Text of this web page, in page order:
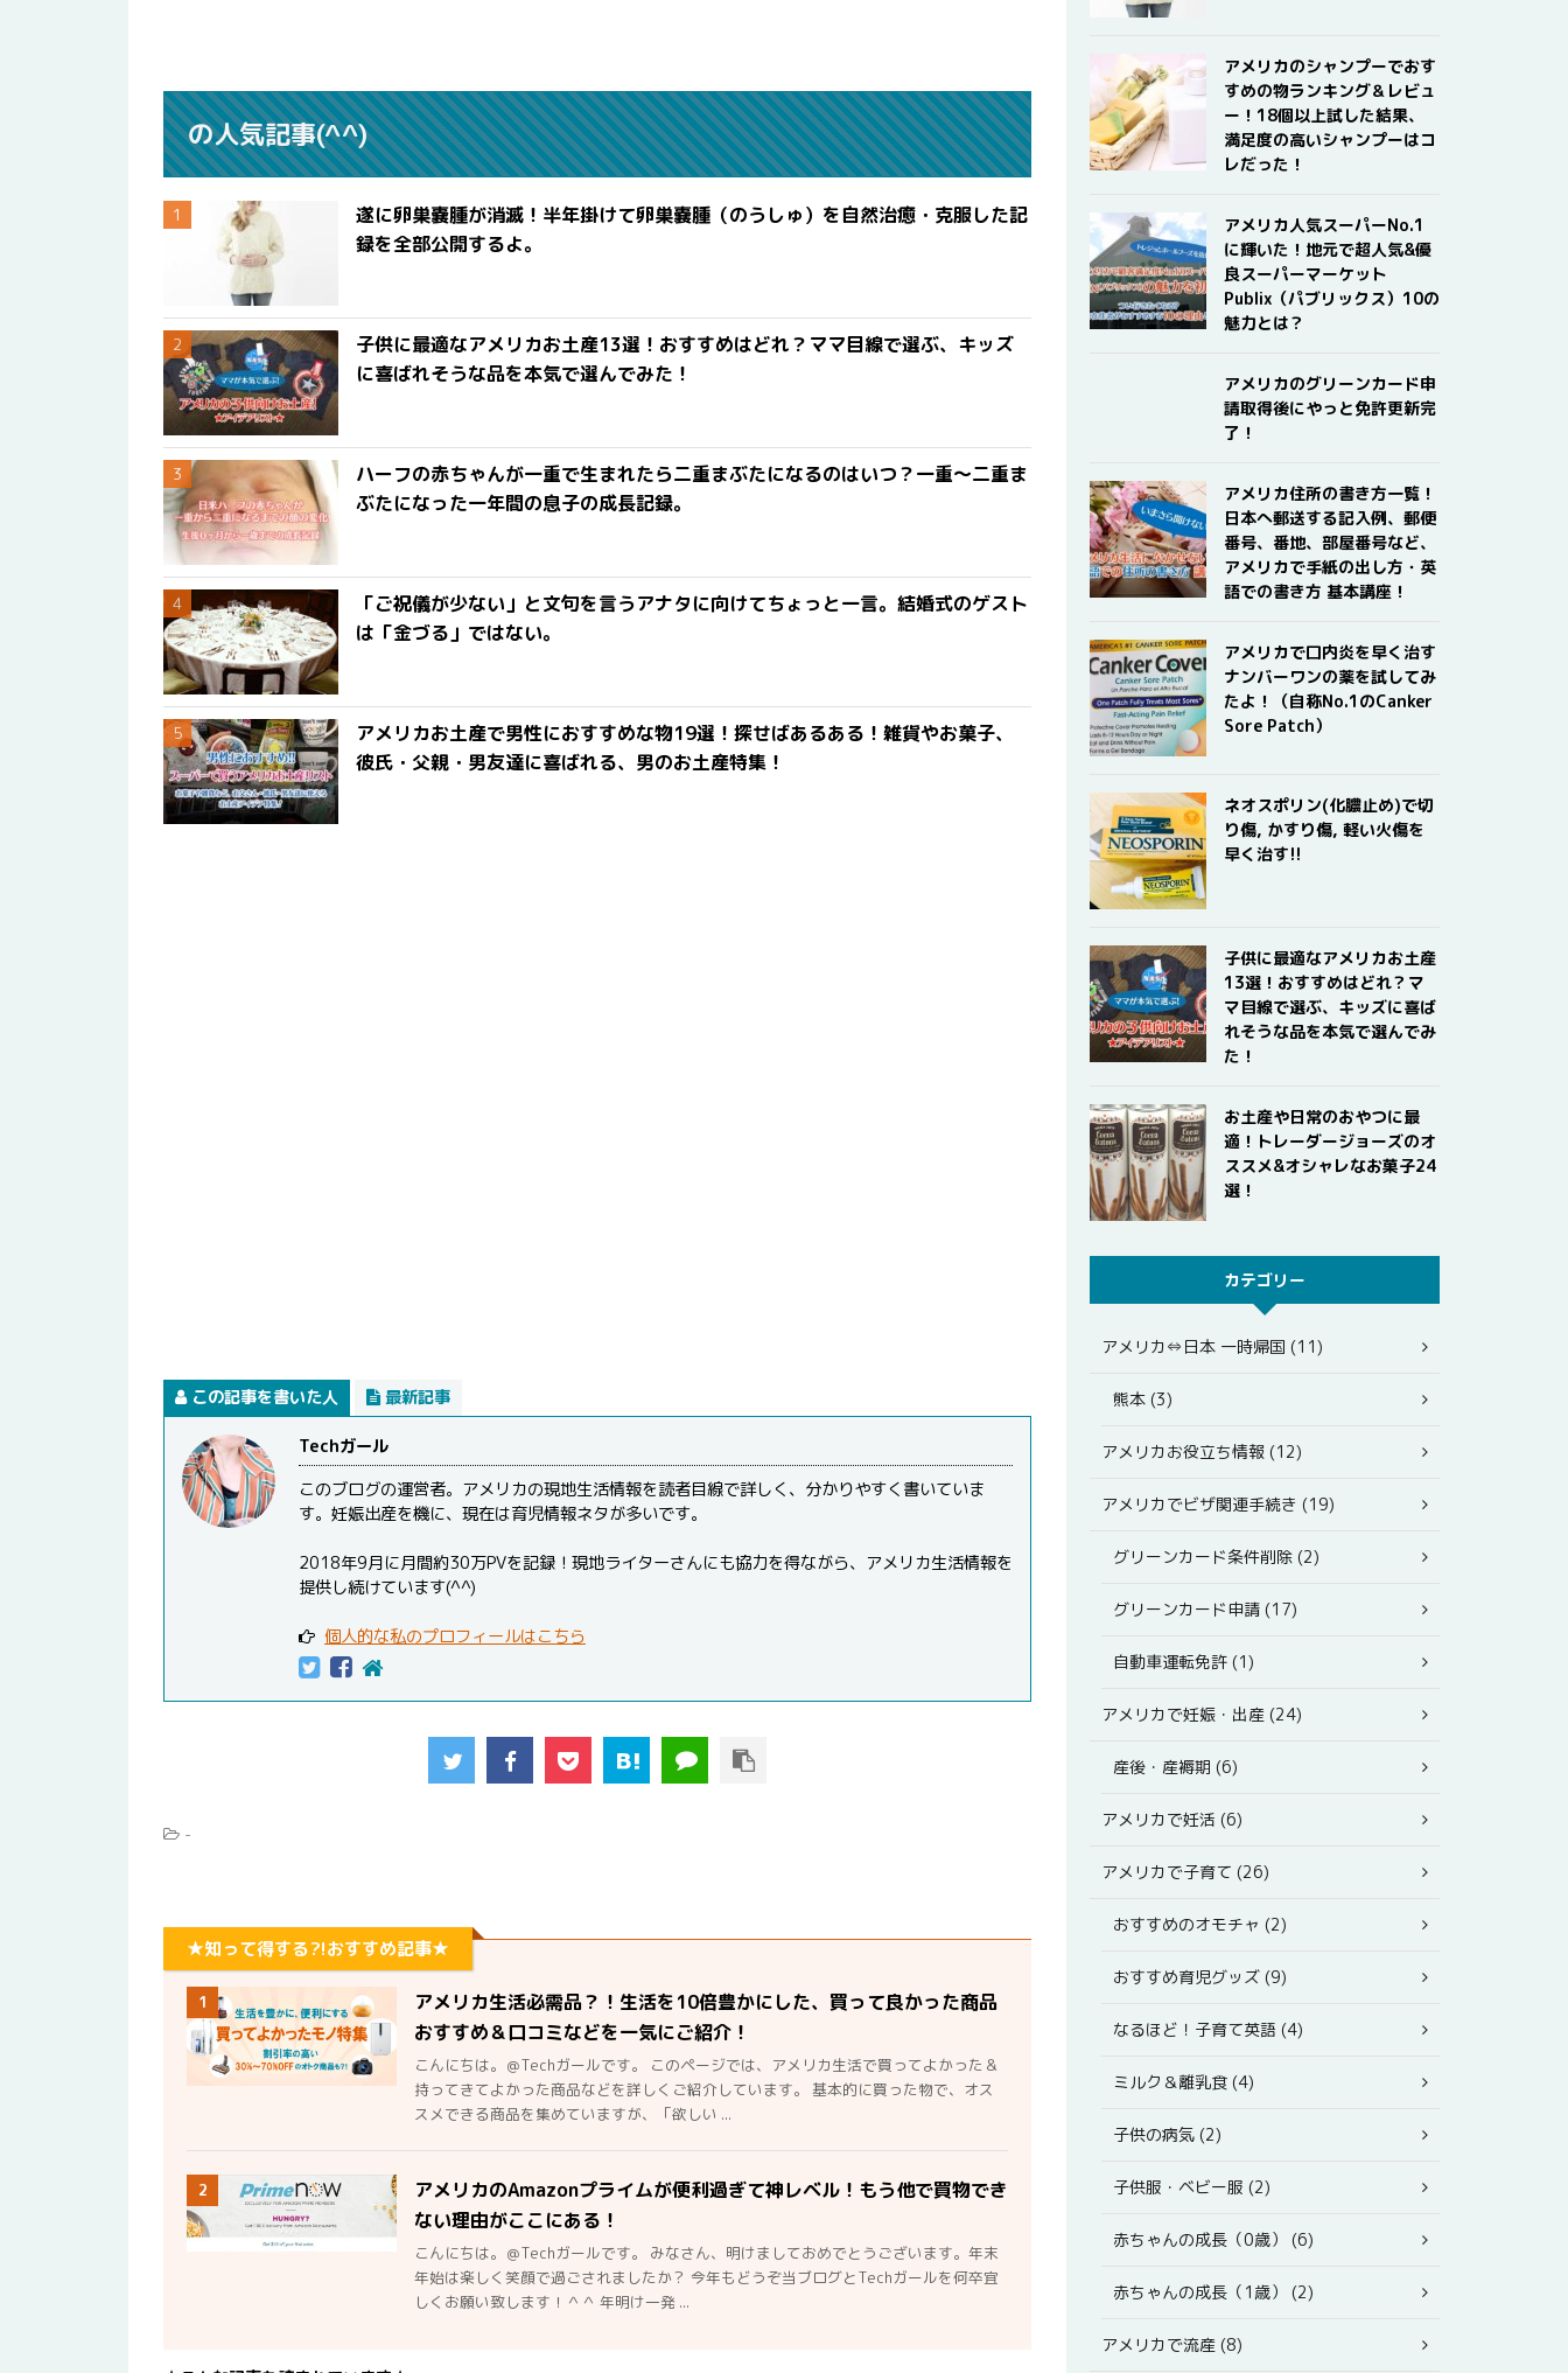
の人気記事(^^)
遂に卵巣嚢腫が消滅！半年掛けて卵巣嚢腫（のうしゅ）を自然治癒・克服した記
録を全部公開するよ。
子供に最適なアメリカお土産13選！おすすめはどれ？ママ目線で選ぶ、キッズ
に喜ばれそうな品を本気で選んでみた！
ハーフの赤ちゃんが一重で生まれたら二重まぶたになるのはいつ？一重〜二重ま
ぶたになった一年間の息子の成長記録。
「ご祝儀が少ない」と文句を言うアナタに向けてちょっと一言。結婚式のゲスト
は「金づる」ではない。
アメリカお土産で男性におすすめな物19選！探せばあるある！雑貨やお菓子、
彼氏・父親・男友達に喜ばれる、男のお土産特集！
この記事を書いた人 最新記事
Techガール
このブログの運営者。アメリカの現地生活情報を読者目線で詳しく、分かりやすく書いていま
す。妊娠出産を機に、現在は育児情報ネタが多いです。
2018年9月に月間約30万PVを記録！現地ライターさんにも協力を得ながら、アメリカ生活情報を
提供し続けています(^^)
個人的な私のプロフィールはこちら
-
★知って得する?!おすすめ記事★
1
アメリカ生活必需品？！生活を10倍豊かにした、買って良かった商品
おすすめ＆口コミなどを一気にご紹介！
こんにちは。＠Techガールです。 このページでは、アメリカ生活で買ってよかった＆
持ってきてよかった商品などを詳しくご紹介しています。 基本的に買った物で、オス
スメできる商品を集めていますが、「欲しい ...
2
アメリカのAmazonプライムが便利過ぎて神レベル！もう他で買物でき
ない理由がここにある！
こんにちは。＠Techガールです。 みなさん、明けましておめでとうございます。年末
年始は楽しく笑顔で過ごされましたか？ 今年もどうぞ当ブログとTechガールを何卒宜
しくお願い致します！＾＾ 年明け一発 ...
アメリカのシャンプーでおす
すめの物ランキング＆レビュ
ー！18個以上試した結果、
満足度の高いシャンプーはコ
レだった！
アメリカ人気スーパーNo.1
に輝いた！地元で超人気&優
良スーパーマーケット
Publix（パブリックス）10の
魅力とは？
アメリカのグリーンカード申
請取得後にやっと免許更新完
了！
アメリカ住所の書き方一覧！
日本へ郵送する記入例、郵便
番号、番地、部屋番号など、
アメリカで手紙の出し方・英
語での書き方 基本講座！
アメリカで口内炎を早く治す
ナンバーワンの薬を試してみ
たよ！（自称No.1のCanker
Sore Patch）
ネオスポリン(化膿止め)で切
り傷, かすり傷, 軽い火傷を
早く治す!!
子供に最適なアメリカお土産
13選！おすすめはどれ？マ
マ目線で選ぶ、キッズに喜ば
れそうな品を本気で選んでみ
た！
お土産や日常のおやつに最
適！トレーダージョーズのオ
ススメ&オシャレなお菓子24
選！
カテゴリー
アメリカ⇔日本 一時帰国 (11)
熊本 (3)
アメリカお役立ち情報 (12)
アメリカでビザ関連手続き (19)
グリーンカード条件削除 (2)
グリーンカード申請 (17)
自動車運転免許 (1)
アメリカで妊娠・出産 (24)
産後・産褥期 (6)
アメリカで妊活 (6)
アメリカで子育て (26)
おすすめのオモチャ (2)
おすすめ育児グッズ (9)
なるほど！子育て英語 (4)
ミルク＆離乳食 (4)
子供の病気 (2)
子供服・ベビー服 (2)
赤ちゃんの成長（0歳） (6)
赤ちゃんの成長（1歳） (2)
アメリカで流産 (8)